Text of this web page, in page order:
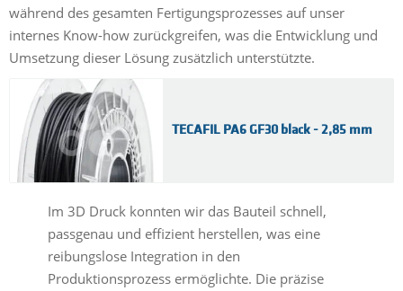
während des gesamten Fertigungsprozesses auf unser
internes Know-how zurückgreifen, was die Entwicklung und
Umsetzung dieser Lösung zusätzlich unterstützte.
TECAFIL PA6 GF30 black - 2,85 mm
Im 3D Druck konnten wir das Bauteil schnell,
passgenau und effizient herstellen, was eine
reibungslose Integration in den
Produktionsprozess ermöglichte. Die präzise